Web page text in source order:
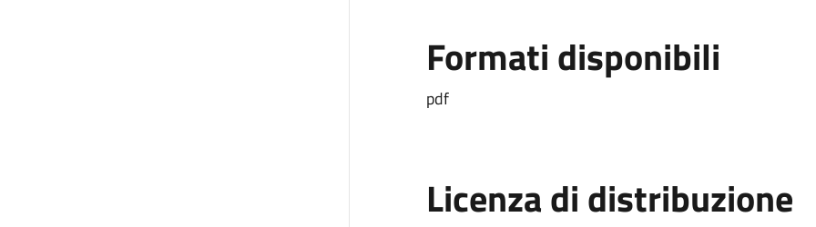
Formati disponibili
pdf
Licenza di distribuzione